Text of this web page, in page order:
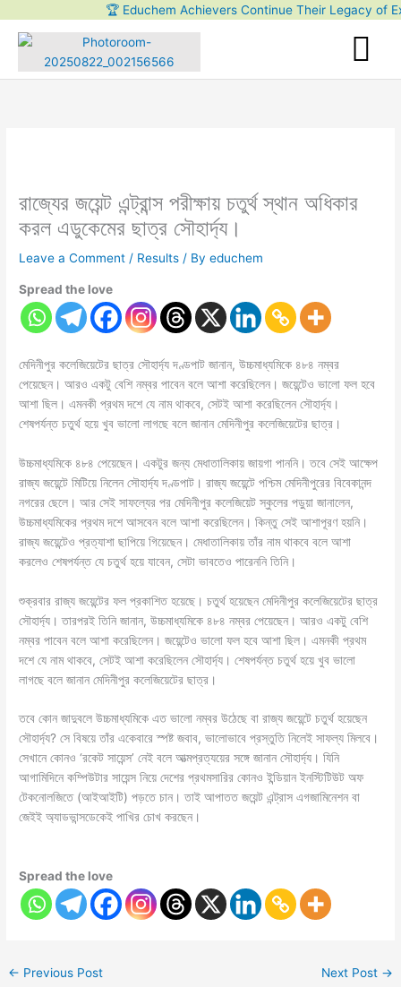
content
🏆 Educhem Achievers Continue Their Legacy of
রাজ্যের জয়েন্ট এন্ট্রান্স পরীক্ষায় চতুর্থ স্থান অধিকার
করল এডুকেমের ছাত্র সৌহার্দ্য।
Leave a Comment / Results / Byeduchem
Spread the love
মেদিনীপুর কলেজিয়েটের ছাত্র সৌহার্দ্য দণ্ডপাট জানান, উচ্চমাধ্যমিকে ৪৮৪ নম্বর
পেয়েছেন। আরও একটু বেশি নম্বর পাবেন বলে আশা করেছিলেন। জয়েন্টেও ভালো ফল হবে
আশা ছিল। এমনকী প্রথম দশে যে নাম থাকবে, সেটই আশা করেছিলেন সৌহার্দ্য।
শেষপর্যন্ত চতুর্থ হয়ে খুব ভালো লাগছে বলে জানান মেদিনীপুর কলেজিয়েটের ছাত্র।
উচ্চমাধ্যমিকে ৪৮৪ পেয়েছেন। একটুর জন্য মেধাতালিকায় জায়গা পাননি। তবে সেই আক্ষেপ
রাজ্য জয়েন্টে মিটিয়ে নিলেন সৌহার্দ্য দণ্ডপাট। রাজ্য জয়েন্টে পশ্চিম মেদিনীপুরের বিবেকানন্দ
নগরের ছেলে। আর সেই সাফল্যের পর মেদিনীপুর কলেজিয়েট স্কুলের পড়ুয়া জানালেন,
উচ্চমাধ্যমিকের প্রথম দশে আসবেন বলে আশা করেছিলেন। কিন্তু সেই আশাপূরণ হয়নি।
রাজ্য জয়েন্টেও প্রত্যাশা ছাপিয়ে গিয়েছেন। মেধাতালিকায় তাঁর নাম থাকবে বলে আশা
করলেও শেষপর্যন্ত যে চতুর্থ হয়ে যাবেন, সেটা ভাবতেও পারেননি তিনি।
শুক্রবার রাজ্য জয়েন্টের ফল প্রকাশিত হয়েছে। চতুর্থ হয়েছেন মেদিনীপুর কলেজিয়েটের ছাত্র
সৌহার্দ্য। তারপরই তিনি জানান, উচ্চমাধ্যমিকে ৪৮৪ নম্বর পেয়েছেন। আরও একটু বেশি
নম্বর পাবেন বলে আশা করেছিলেন। জয়েন্টেও ভালো ফল হবে আশা ছিল। এমনকী প্রথম
দশে যে নাম থাকবে, সেটই আশা করেছিলেন সৌহার্দ্য। শেষপর্যন্ত চতুর্থ হয়ে খুব ভালো
লাগছে বলে জানান মেদিনীপুর কলেজিয়েটের ছাত্র।
তবে কোন জাদুবলে উচ্চমাধ্যমিকে এত ভালো নম্বর উঠেছে বা রাজ্য জয়েন্টে চতুর্থ হয়েছেন
সৌহার্দ্য? সে বিষয়ে তাঁর একেবারে স্পষ্ট জবাব, ভালোভাবে প্রস্তুতি নিলেই সাফল্য মিলবে।
সেখানে কোনও ‘রকেট সায়েন্স’ নেই বলে আত্মপ্রত্যয়ের সঙ্গে জানান সৌহার্দ্য। যিনি
আগামিদিনে কম্পিউটার সায়েন্স নিয়ে দেশের প্রথমসারির কোনও ইন্ডিয়ান ইনস্টিটিউট অফ
টেকনোলজিতে (আইআইটি) পড়তে চান। তাই আপাতত জয়েন্ট এন্ট্রাস এগজামিনেশন বা
জেইই অ্যাডভান্সডেকেই পাখির চোখ করছেন।
Spread the love
← Previous Post Next Post →